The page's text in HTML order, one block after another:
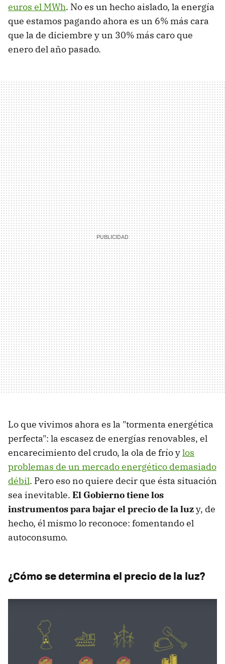
euros el MWh. No es un hecho aislado, la energía
que estamos pagando ahora es un 6% más cara
que la de diciembre y un 30% más caro que
enero del año pasado.
Lo que vivimos ahora es la "tormenta energética
perfecta": la escasez de energías renovables, el
encarecimiento del crudo, la ola de frío ylos
problemas de un mercado energético demasiado
débil. Pero eso no quiere decir que ésta situación
sea inevitable. El Gobierno tiene los
instrumentos para bajar el precio de la luzy, de
hecho, él mismo lo reconoce: fomentando el
autoconsumo.
¿Cómo se determina el precio de la luz?